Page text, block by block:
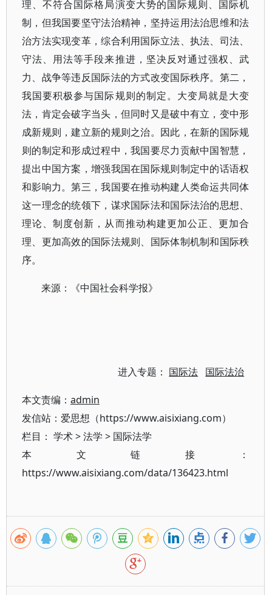
理、不符合国际格局演变大势的国际规则、国际机
制，但我国要坚守法治精神，坚持运用法治思维和法
治方法实现变革，综合利用国际立法、执法、司法、
守法、用法等手段来推进，坚决反对通过强权、武
力、战争等违反国际法的方式改变国际秩序。第二，
我国要积极参与国际规则的制定。大变局就是大变
法，肯定会破字当头，但同时又是破中有立，变中形
成新规则，建立新的规则之治。因此，在新的国际规
则的制定和形成过程中，我国要尽力贡献中国智慧，
提出中国方案，增强我国在国际规则制定中的话语权
和影响力。第三，我国要在推动构建人类命运共同体
这一理念的统领下，谋求国际法和国际法治的思想、
理论、制度创新，从而推动构建更加公正、更加合
理、更加高效的国际法规则、国际体制机制和国际秩
序。
来源：《中国社会科学报》
进入专题： 国际法 国际法治
本文责编： admin
发信站：爱思想（https://www.aisixiang.com）
栏目： 学术>法学 > 国际法学
本文链接：
https://www.aisixiang.com/data/136423.html